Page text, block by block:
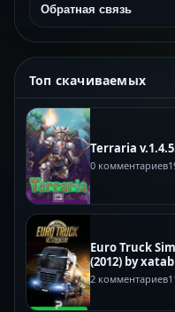
Обратная связь
Топ скачиваемых
Terraria
0 комментариев
Euro Truck
(2012) by xatab
2 комментариев